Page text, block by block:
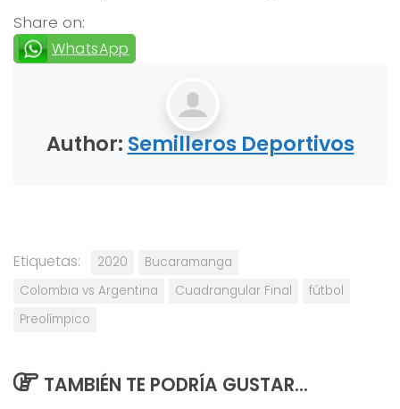
Share on:
WhatsApp
Author: Semilleros Deportivos
Etiquetas: 2020
Bucaramanga
Colombia vs Argentina
Cuadrangular Final
fútbol
Preolímpico
TAMBIÉN TE PODRÍA GUSTAR...